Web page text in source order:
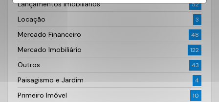
Lançamentos Imobiliários 52
Locação 3
Mercado Financeiro 48
Mercado Imobiliário 122
Outros 43
Paisagismo e Jardim 4
Primeiro Imóvel 10